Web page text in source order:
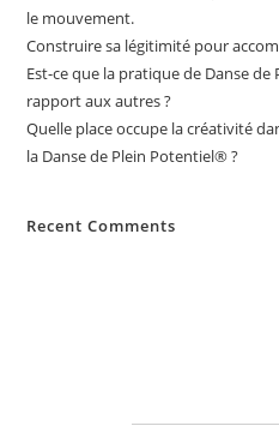
le mouvement.
Construire sa légitimité pour
Est-ce que la pratique de Danse
rapport aux autres ?
Quelle place occupe la créativité
la Danse de Plein Potentiel® ?
Recent Comments